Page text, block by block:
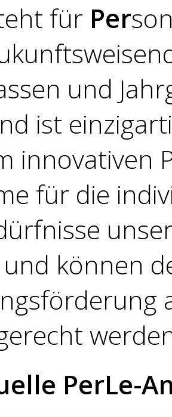
für Per
und
ist
innovativen
für die
können
PerLe-